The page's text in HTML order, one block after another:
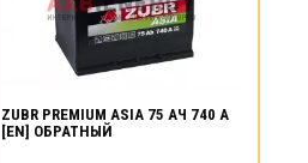
ZUBR PREMIUM ASIA 75 АЧ 740 А
[EN] ОБРАТНЫЙ